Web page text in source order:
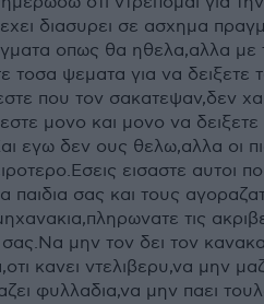
διασυρει σε ασχημα
οπως θα ηθελα,αλλα με
τοσα ψεματα για να δειξετε
που τον σακατεψαν,δεν
μονο και μονο να
εγω δεν ους θελω,αλλα οι
εισαστε αυτοι
παιδια σας και τους
τις
μην τον δει τον
κανει ντελιβερυ,να μην
φυλλαδια,να μην παει